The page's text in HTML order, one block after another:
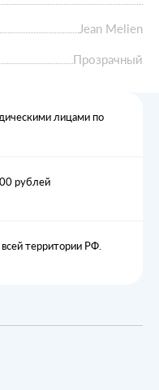
лицами по
рублей
территории РФ.
Jean Melien
Прозрачный